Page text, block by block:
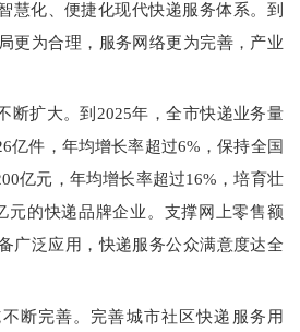
慧化、便捷化现代快递服务体系。到
更为合理，服务网络更为完善，产业
断扩大。到 2025年，全市快递业务量
亿件，年均增长率超过6%，保持全国
亿元，年均增长率超过16% ，培育壮
元的快递品牌企业。支撑网上零售额
广泛应用，快递服务公众满意度达全
断完善。完善城市社区快递服务用